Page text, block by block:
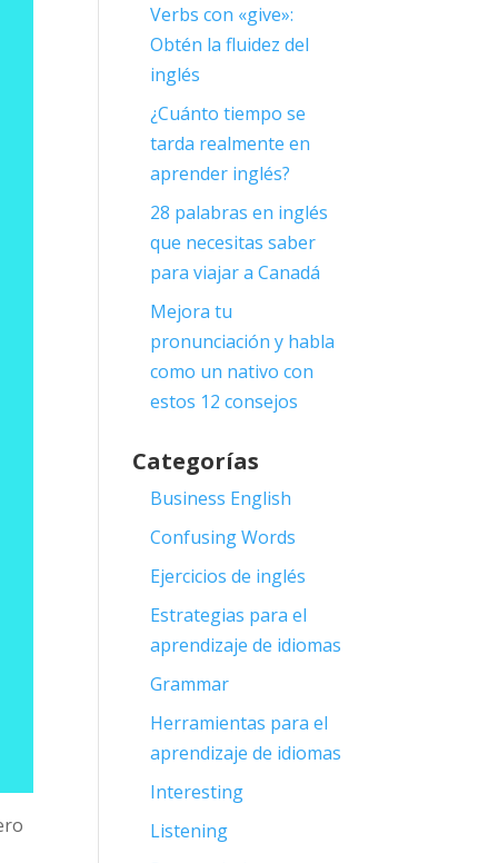
Verbs con «give»:
Obtén la fluidez del
inglés
¿Cuánto tiempo se
tarda realmente en
aprender inglés?
28 palabras en inglés
que necesitas saber
para viajar a Canadá
Mejora tu
pronunciación y habla
como un nativo con
estos 12 consejos
Categorías
Business English
Confusing Words
Ejercicios de inglés
Estrategias para el
aprendizaje de idiomas
Grammar
Herramientas para el
aprendizaje de idiomas
Interesting
Listening